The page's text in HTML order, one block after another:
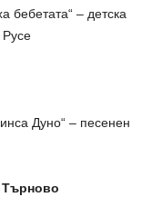
бебетата“ – детска
Русе
Дуно“ – песенен
Търново